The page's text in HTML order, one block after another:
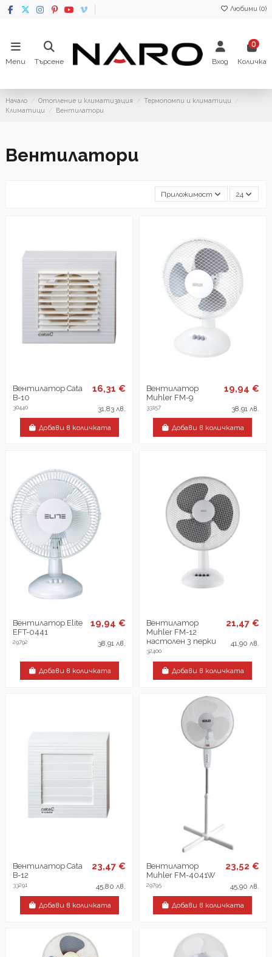
Любими (0)
Menu Търсене Вход
0
Количка
Начало Отопление и климатизация
Термопомпи и климатици
Климатици
Вентилатори
Вентилатори
Приложимост 24
Вентилатор Cata
B-10
30440
16,31 €
31,83 лв.
Добави в количката
Вентилатор
Muhler FM-9
33157
19,94 €
38,91 лв.
Добави в количката
Вентилатор Elite
EFT-0441
29792
19,94 €
38,91 лв.
Добави в количката
Вентилатор
Muhler FM-12
настолен 3 перки
32400
21,47 €
41,90 лв.
Добави в количката
Вентилатор Cata
B-12
33291
23,47 €
45,80 лв.
Добави в количката
Вентилатор
Muhler FM-4041W
29795
23,52 €
45,90 лв.
Добави в количката